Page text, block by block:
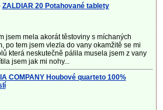
ZALDIAR 20 Potahované tablety
jsem mela akorát těstoviny s míchaných
po tem jsem vlezla do vany okamžitě se mi
která neskutečně pálila musela jsem z vany
jsem jak mi nohy...
COMPANY Houbové quarteto 100%